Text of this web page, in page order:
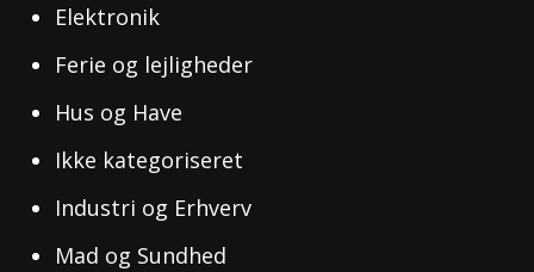
Elektronik
Ferie og lejligheder
Hus og Have
Ikke kategoriseret
Industri og Erhverv
Mad og Sundhed